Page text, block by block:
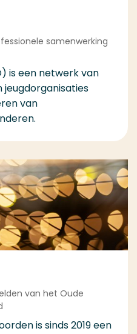
samenwerking
is een netwerk van
jeugdorganisaties
van
van het Oude
is sinds 2019 een